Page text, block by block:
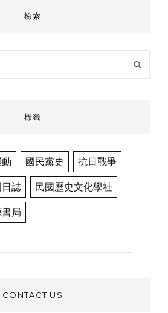
檢索
標籤
國民黨史 抗日戰爭
誌 民國歷史文化學社
局
CONTACT US